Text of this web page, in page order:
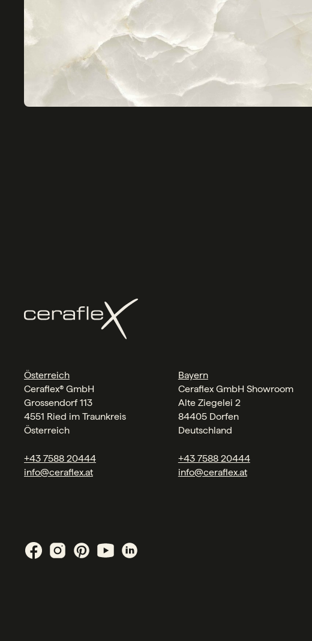
Österreich
Ceraflex® GmbH
Grossendorf 113
4551 Ried im Traunkreis
Österreich
+43 7588 20444
info@ceraflex.at
Bayern
Ceraflex GmbH Showroom
Alte Ziegelei 2
84405 Dorfen
Deutschland
+43 7588 20444
info@ceraflex.at